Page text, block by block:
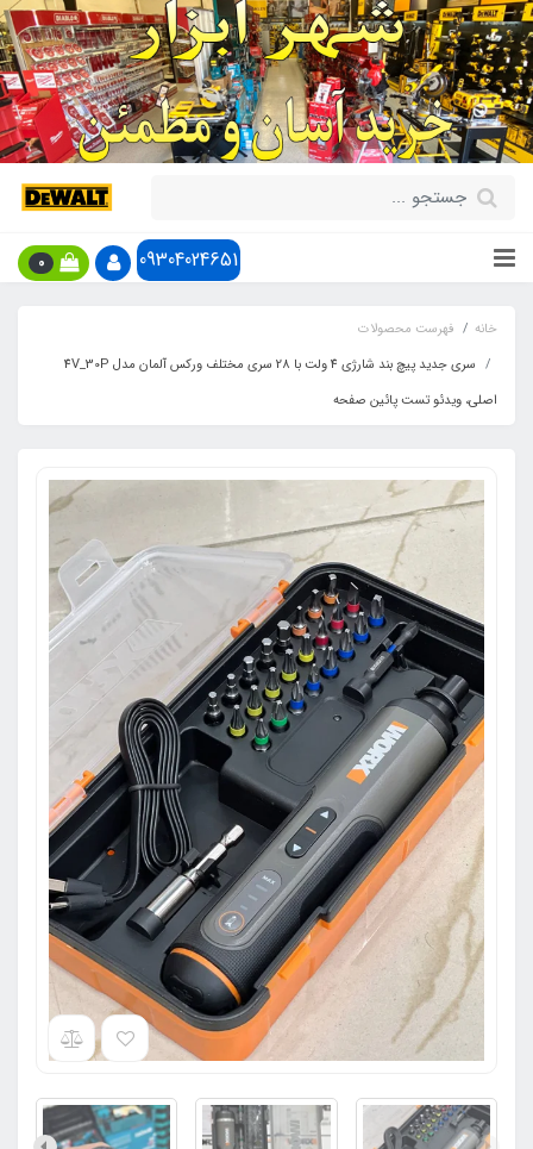
09304024651
0
خانه
فهرست محصولات
سری جدید پیچ بند شارژی 4 ولت با 28 سری مختلف ورکس آلمان مدل 4V_30P
اصلی، ویدئو تست پائین صفحه